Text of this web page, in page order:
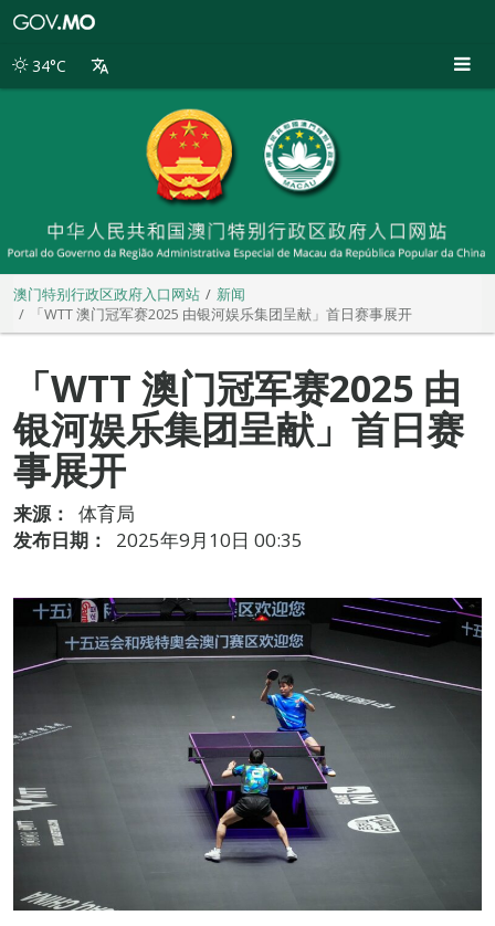
别
34°C
澳门特别行政区政府入口网站
新闻
「WTT 澳门冠军赛2025 由银河娱乐集团呈献」首日赛事展开
「WTT 澳门冠军赛2025 由
银河娱乐集团呈献」首日赛
事展开
来源：
体育局
发布日期：
2025年9月10日 00:35